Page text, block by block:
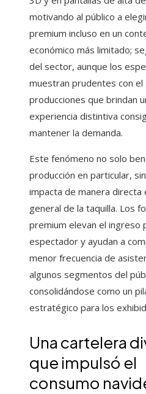
motivando al público a
premium incluso en un
económico más limitado;
del sector, aunque los
muestran prudentes con el
producciones que brindan
experiencia distintiva
mantener la demanda.
Este fenómeno no solo
producción en particular,
impacta de manera directa
general de la taquilla. Los
premium elevan el ingreso
espectador y ayudan a
menor frecuencia de
algunos segmentos del
consolidándose como un
estratégico para los
Una cartelera
que impulsó el
consumo